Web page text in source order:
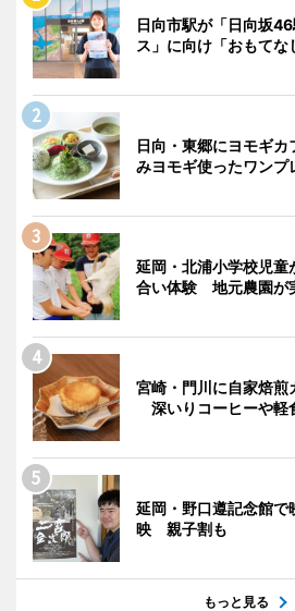
日向市駅が「日向坂
ス」に向け「おもてな
日向・東郷にヨモギ
みヨモギ使ったワンプ
延岡・北浦小学校児童
合い体験 地元農園が
宮崎・門川に自家焙煎
深いりコーヒーや軽
延岡・野口遵記念館で
映 親子割も
もっと見る